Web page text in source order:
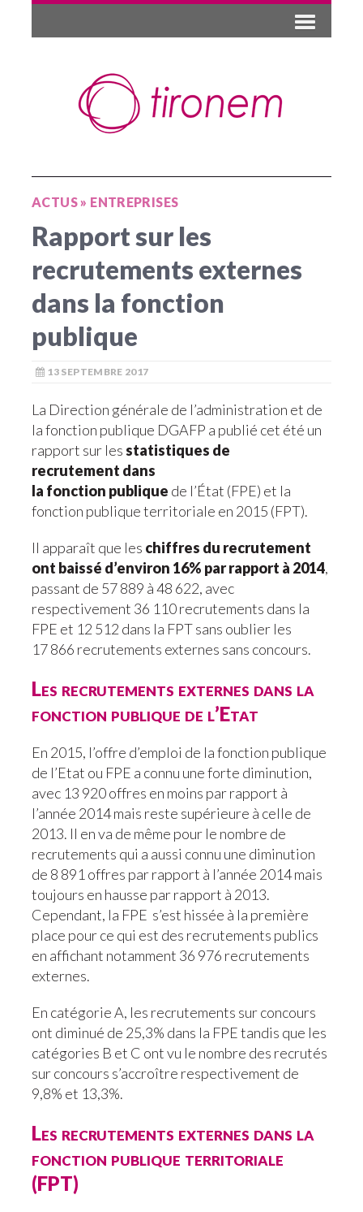
ACTUS» ENTREPRISES
Rapport sur les
recrutements externes
dans la fonction
publique
13 SEPTEMBRE 2017
La Direction générale de l’administration et de
la fonction publique DGAFP a publié cet été un
rapport sur lesstatistiques de
recrutement dans
la fonction publique de l’État (FPE) et la
fonction publique territoriale en 2015 (FPT).
Il apparaît que les chiffres du recrutement
ont baissé d’environ 16% par rapport à 2014,
passant de 57 889 à 48 622, avec
respectivement 36 110 recrutements dans la
FPE et 12 512 dans la FPT sans oublier les
17 866 recrutements externes sans concours.
Les recrutements externes dans la
fonction publique de l’Etat
En 2015, l’offre d’emploi de la fonction publique
de l’Etat ou FPE a connu une forte diminution,
avec 13 920 offres en moins par rapport à
l’année 2014 mais reste supérieure à celle de
2013. Il en va de même pour le nombre de
recrutements qui a aussi connu une diminution
de 8 891 offres par rapport à l’année 2014 mais
toujours en hausse par rapport à 2013.
Cependant, la FPE s’est hissée à la première
place pour ce qui est des recrutements publics
en affichant notamment 36 976 recrutements
externes.
En catégorie A, les recrutements sur concours
ont diminué de 25,3% dans la FPE tandis que les
catégories B et C ont vu le nombre des recrutés
sur concours s’accroître respectivement de
9,8% et 13,3%.
Les recrutements externes dans la
fonction publique territoriale
(FPT)